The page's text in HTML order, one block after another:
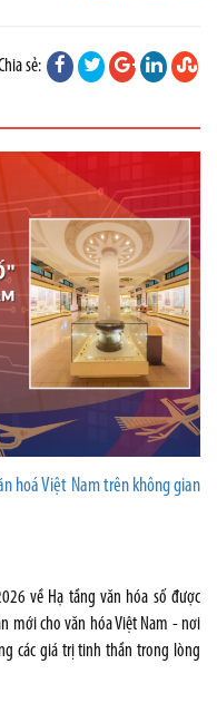
sẻ:
hoá Việt Nam trên không gian
về Hạ tầng văn hóa số được
mới cho văn hóa Việt Nam - nơi
các giá trị tinh thần trong lòng